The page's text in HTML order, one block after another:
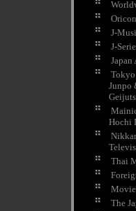
J-
J-
Japan
Junpo
Hochi
Thai
Movie
The